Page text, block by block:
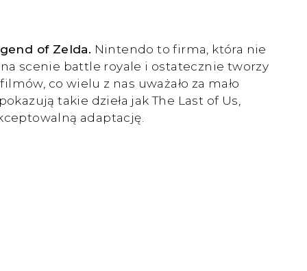
of Zelda. Nintendo to firma, która nie
scenie battle royale i ostatecznie tworzy
co wielu z nas uważało za mało
takie dzieła jak The Last of Us,
adaptację.